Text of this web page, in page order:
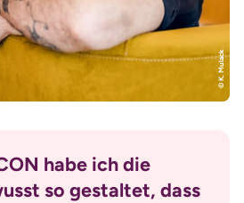
© K. Mulack
habe ich die
so gestaltet, dass